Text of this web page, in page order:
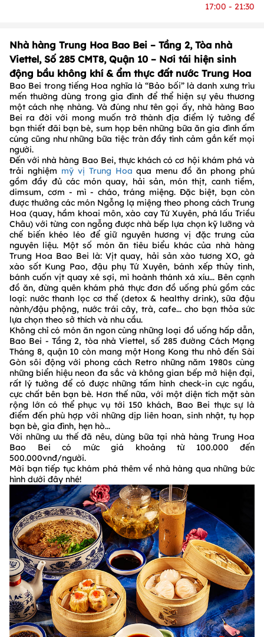
17:00 - 21:30
Nhà hàng Trung Hoa Bao Bei – Tầng 2, Tòa nhà
Viettel, Số 285 CMT8, Quận 10 – Nơi tái hiện sinh
động bầu không khí & ẩm thực đất nước Trung Hoa
Bao Bei trong tiếng Hoa nghĩa là “Bảo bối” là danh xưng trìu
mến thường dùng trong gia đình để thể hiện sự yêu thương
một cách nhẹ nhàng. Và đúng như tên gọi ấy, nhà hàng Bao
Bei ra đời với mong muốn trở thành địa điểm lý tưởng để
bạn thiết đãi bạn bè, sum họp bên những bữa ăn gia đình ấm
cúng cũng như những bữa tiệc tràn đầy tình cảm gắn kết mọi
người.
Đến với nhà hàng Bao Bei, thực khách có cơ hội khám phá và
trải nghiệm mỹ vị Trung Hoa qua menu đồ ăn phong phú
gồm đầy đủ các món quay, hải sản, món thịt, canh tiềm,
dimsum, cơm - mì - cháo, tráng miệng. Đặc biệt, bạn còn
được thưởng các món Ngỗng lạ miệng theo phong cách Trung
Hoa (quay, hầm khoai môn, xào cay Tứ Xuyên, phá lấu Triều
Châu) với từng con ngỗng được nhà bếp lựa chọn kỹ lưỡng và
chế biến khéo léo để giữ nguyên hương vị đặc trưng của
nguyên liệu. Một số món ăn tiêu biểu khác của nhà hàng
Trung Hoa Bao Bei là: Vịt quay, hải sản xào tương XO, gà
xào sốt Kung Pao, đậu phụ Tứ Xuyên, bánh xếp thủy tinh,
bánh cuốn vịt quay xé sợi, mì hoành thánh xá xíu... Bên cạnh
đồ ăn, đừng quên khám phá thực đơn đồ uống phú gồm các
loại: nước thanh lọc cơ thể (detox & healthy drink), sữa đậu
nành/đậu phộng, nước trái cây, trà, cafe... cho bạn thỏa sức
lựa chọn theo sở thích và nhu cầu.
Không chỉ có món ăn ngon cùng những loại đồ uống hấp dẫn,
Bao Bei - Tầng 2, tòa nhà Viettel, số 285 đường Cách Mạng
Tháng 8, quận 10 còn mang một Hong Kong thu nhỏ đến Sài
Gòn sôi động với phong cách Retro những năm 1980s cùng
những biển hiệu neon đa sắc và không gian bếp mở hiện đại,
rất lý tưởng để có được những tấm hình check-in cực ngầu,
cực chất bên bạn bè. Hơn thế nữa, với một diện tích mặt sàn
rộng lớn có thể phục vụ tới 150 khách, Bao Bei thực sự là
điểm đến phù hợp với những dịp liên hoan, sinh nhật, tụ họp
bạn bè, gia đình, hẹn hò...
Với những ưu thế đã nêu, dùng bữa tại nhà hàng Trung Hoa
Bao Bei có mức giá khoảng từ 100.000 đến
500.000vnđ/người.
Mời bạn tiếp tục khám phá thêm về nhà hàng qua những bức
hình dưới đây nhé!